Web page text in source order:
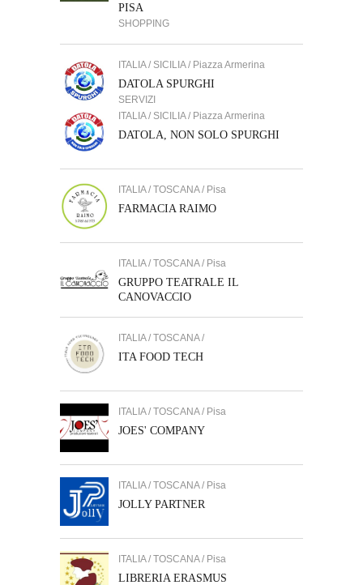
PISA
SHOPPING
ITALIA / SICILIA / Piazza Armerina
DATOLA SPURGHI
SERVIZI
ITALIA / SICILIA / Piazza Armerina
DATOLA, NON SOLO SPURGHI
ITALIA / TOSCANA / Pisa
FARMACIA RAIMO
ITALIA / TOSCANA / Pisa
GRUPPO TEATRALE IL
CANOVACCIO
ITALIA / TOSCANA /
ITA FOOD TECH
ITALIA / TOSCANA / Pisa
JOES' COMPANY
ITALIA / TOSCANA / Pisa
JOLLY PARTNER
ITALIA / TOSCANA / Pisa
LIBRERIA ERASMUS